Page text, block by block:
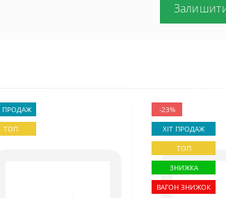
ПРОДАЖ
ТОП
-23%
ХІТ ПРОДАЖ
ТОП
ЗНИЖКА
ВАГОН ЗНИЖОК